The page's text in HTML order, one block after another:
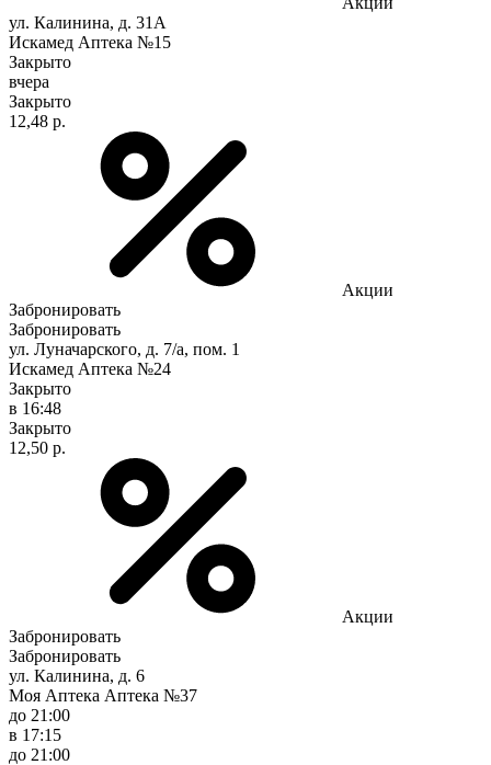
ул. Калинина, д. 31А
Искамед Аптека №15
Закрыто
вчера
Закрыто
12,48 р.
Акции
Забронировать
Забронировать
ул. Луначарского, д. 7/а, пом. 1
Искамед Аптека №24
Закрыто
в 16:48
Закрыто
12,50 р.
Акции
Забронировать
Забронировать
ул. Калинина, д. 6
Моя Аптека Аптека №37
до 21:00
в 17:15
до 21:00